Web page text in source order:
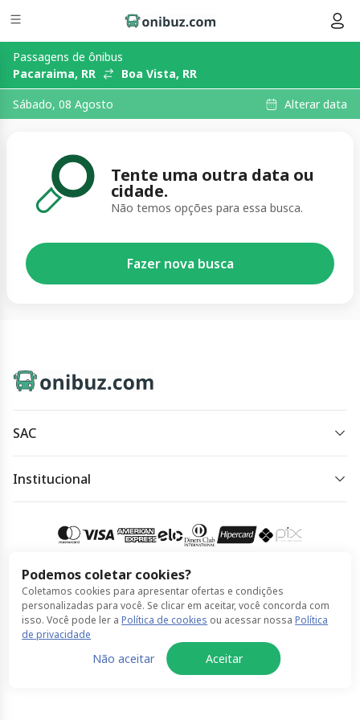
Passagens de ônibus
Pacaraima, RR
Boa Vista, RR
Sábado, 08 Agosto
Alterar data
Tente uma outra data ou
cidade.
Não temos opções para essa busca.
Fazer nova busca
Podemos coletar cookies?
Coletamos cookies para apresentar ofertas e condições
personalizadas para você. Se clicar em aceitar, você concorda com
isso. Você pode ler aPolítica de cookies ou acessar nossaPolítica
de privacidade
Não aceitar Aceitar
SAC
Horário de atendimento:
segunda.
Acessar meu pedido
Institucional
Política de Cookies
Compra 100% segura
© Onibuz feito por ClickBus 2026
Política de Cookies Termos de Uso